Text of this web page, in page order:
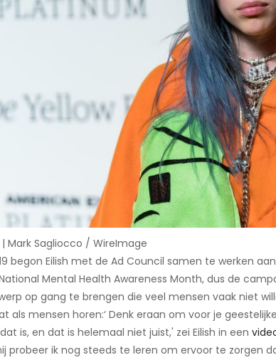
| Mark Sagliocco / WireImage
begon Eilish met de Ad Council samen te werken
Mental Health Awareness Month, dus de
op gang te brengen die veel mensen vaak niet
als mensen horen:‘ Denk eraan om voor je
is, en dat is helemaal niet juist,' zei Eilish in een
probeer ik nog steeds te leren om ervoor te zorgen